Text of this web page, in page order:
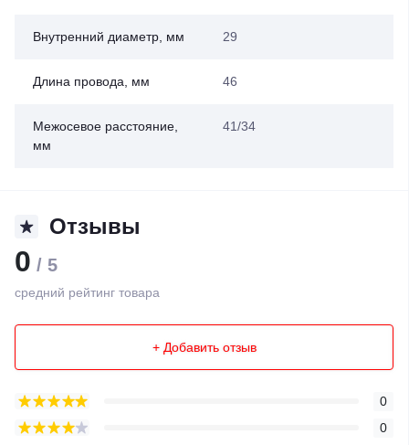
Внутренний диаметр, мм 29
Длина провода, мм 46
Межосевое расстояние,
мм
41/34
Отзывы
0 / 5
средний рейтинг товара
+ Добавить отзыв
0
0